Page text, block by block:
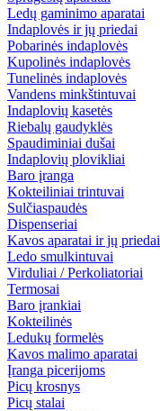
Ledų gaminimo aparatai
Indaplovės ir jų priedai
Pobarinės indaplovės
Kupolinės indaplovės
Tunelinės indaplovės
Vandens minkštintuvai
Indaplovių kasetės
Riebalų gaudyklės
Spaudiminiai dušai
Indaplovių plovikliai
Baro įranga
Kokteiliniai trintuvai
Sulčiaspaudės
Dispenseriai
Kavos aparatai ir jų priedai
Ledo smulkintuvai
Virduliai / Perkoliatoriai
Termosai
Baro įrankiai
Kokteilinės
Ledukų formelės
Kavos malimo aparatai
Įranga picerijoms
Picų krosnys
Picų stalai